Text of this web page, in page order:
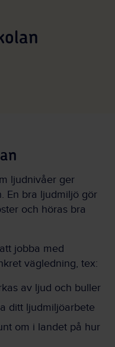
ljudnivåer ger
En bra ljudmiljö gör
och höras bra
jobba med
vägledning, tex:
av ljud och buller
ditt ljudmiljöarbete
om i landet på hur